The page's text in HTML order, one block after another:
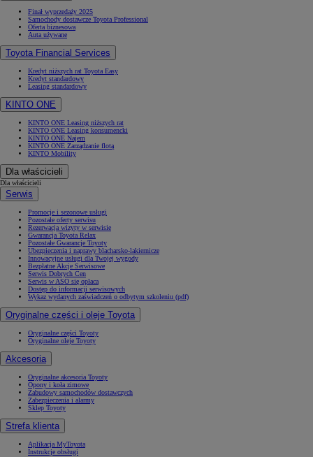
Finał wyprzedaży 2025
Samochody dostawcze Toyota Professional
Oferta biznesowa
Auta używane
Toyota Financial Services
Kredyt niższych rat Toyota Easy
Kredyt standardowy
Leasing standardowy
KINTO ONE
KINTO ONE Leasing niższych rat
KINTO ONE Leasing konsumencki
KINTO ONE Najem
KINTO ONE Zarządzanie flotą
KINTO Mobility
Dla właścicieli
Dla właścicieli
Serwis
Promocje i sezonowe usługi
Pozostałe oferty serwisu
Rezerwacja wizyty w serwisie
Gwarancja Toyota Relax
Pozostałe Gwarancje Toyoty
Ubezpieczenia i naprawy blacharsko-lakiernicze
Innowacyjne usługi dla Twojej wygody
Bezpłatne Akcje Serwisowe
Serwis Dobrych Cen
Serwis w ASO się opłaca
Dostęp do informacji serwisowych
Wykaz wydanych zaświadczeń o odbytym szkoleniu (pdf)
Oryginalne części i oleje Toyota
Oryginalne części Toyoty
Oryginalne oleje Toyoty
Akcesoria
Oryginalne akcesoria Toyoty
Opony i koła zimowe
Zabudowy samochodów dostawczych
Zabezpieczenia i alarmy
Sklep Toyoty
Strefa klienta
Aplikacja MyToyota
Instrukcje obsługi